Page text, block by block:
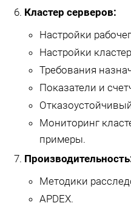
Кластер серверов:
Настройки
Настройки
Требования
Показатели и
Мониторинг
примеры.
Методики
APDEX.